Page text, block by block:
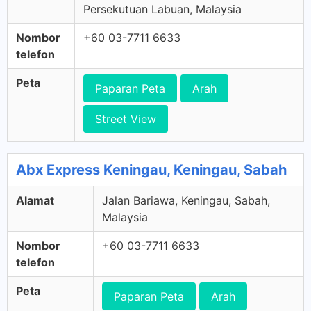
Persekutuan Labuan, Malaysia
Nombor
telefon
+60 03-7711 6633
Peta Paparan Peta Arah
Street View
Abx Express Keningau, Keningau, Sabah
Alamat
Jalan Bariawa, Keningau, Sabah,
Malaysia
Nombor
telefon
+60 03-7711 6633
Peta Paparan Peta Arah